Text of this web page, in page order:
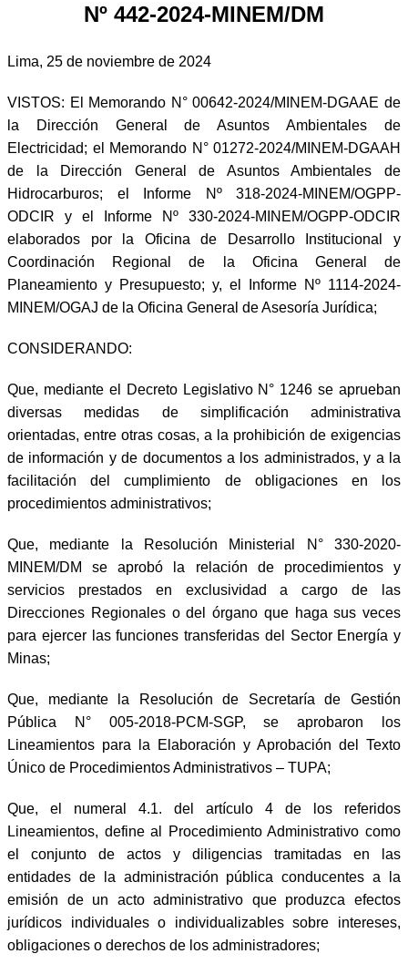
Nº 442-2024-MINEM/DM
Lima, 25 de noviembre de 2024
VISTOS: El Memorando N° 00642-2024/MINEM-DGAAE de
la Dirección General de Asuntos Ambientales de
Electricidad; el Memorando N° 01272-2024/MINEM-DGAAH
de la Dirección General de Asuntos Ambientales de
Hidrocarburos; el Informe Nº 318-2024-MINEM/OGPP-
ODCIR y el Informe Nº 330-2024-MINEM/OGPP-ODCIR
elaborados por la Oficina de Desarrollo Institucional y
Coordinación Regional de la Oficina General de
Planeamiento y Presupuesto; y, el Informe Nº 1114-2024-
MINEM/OGAJ de la Oficina General de Asesoría Jurídica;
CONSIDERANDO:
Que, mediante el Decreto Legislativo N° 1246 se aprueban
diversas medidas de simplificación administrativa
orientadas, entre otras cosas, a la prohibición de exigencias
de información y de documentos a los administrados, y a la
facilitación del cumplimiento de obligaciones en los
procedimientos administrativos;
Que, mediante la Resolución Ministerial N° 330-2020-
MINEM/DM se aprobó la relación de procedimientos y
servicios prestados en exclusividad a cargo de las
Direcciones Regionales o del órgano que haga sus veces
para ejercer las funciones transferidas del Sector Energía y
Minas;
Que, mediante la Resolución de Secretaría de Gestión
Pública N° 005-2018-PCM-SGP, se aprobaron los
Lineamientos para la Elaboración y Aprobación del Texto
Único de Procedimientos Administrativos – TUPA;
Que, el numeral 4.1. del artículo 4 de los referidos
Lineamientos, define al Procedimiento Administrativo como
el conjunto de actos y diligencias tramitadas en las
entidades de la administración pública conducentes a la
emisión de un acto administrativo que produzca efectos
jurídicos individuales o individualizables sobre intereses,
obligaciones o derechos de los administradores;